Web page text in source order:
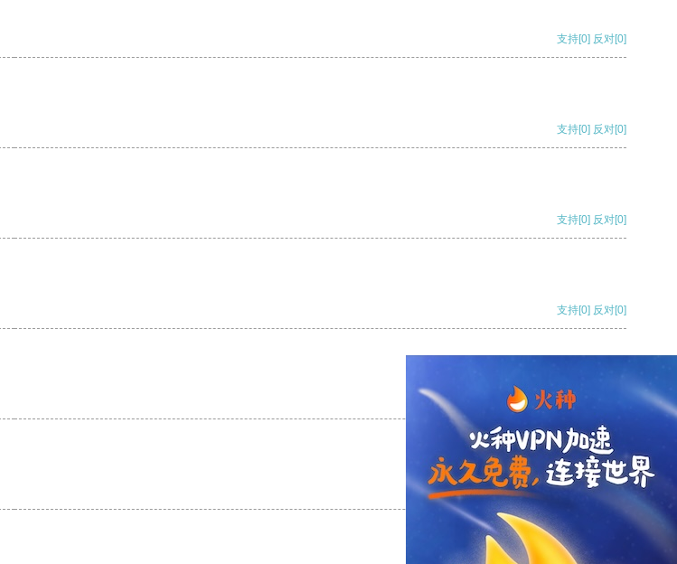
支持[0] 反对[0]
支持[0] 反对[0]
支持[0] 反对[0]
支持[0] 反对[0]
支持
支持 [0] 反对